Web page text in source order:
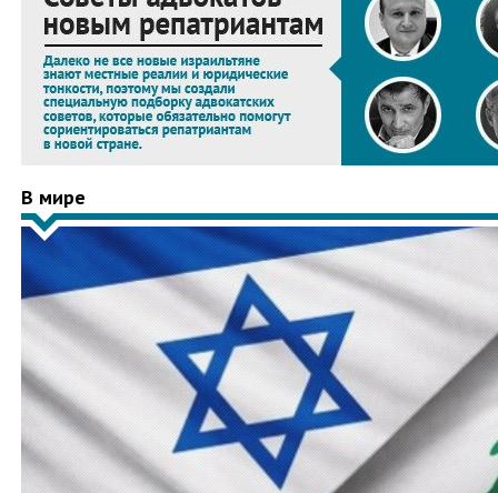
В мире